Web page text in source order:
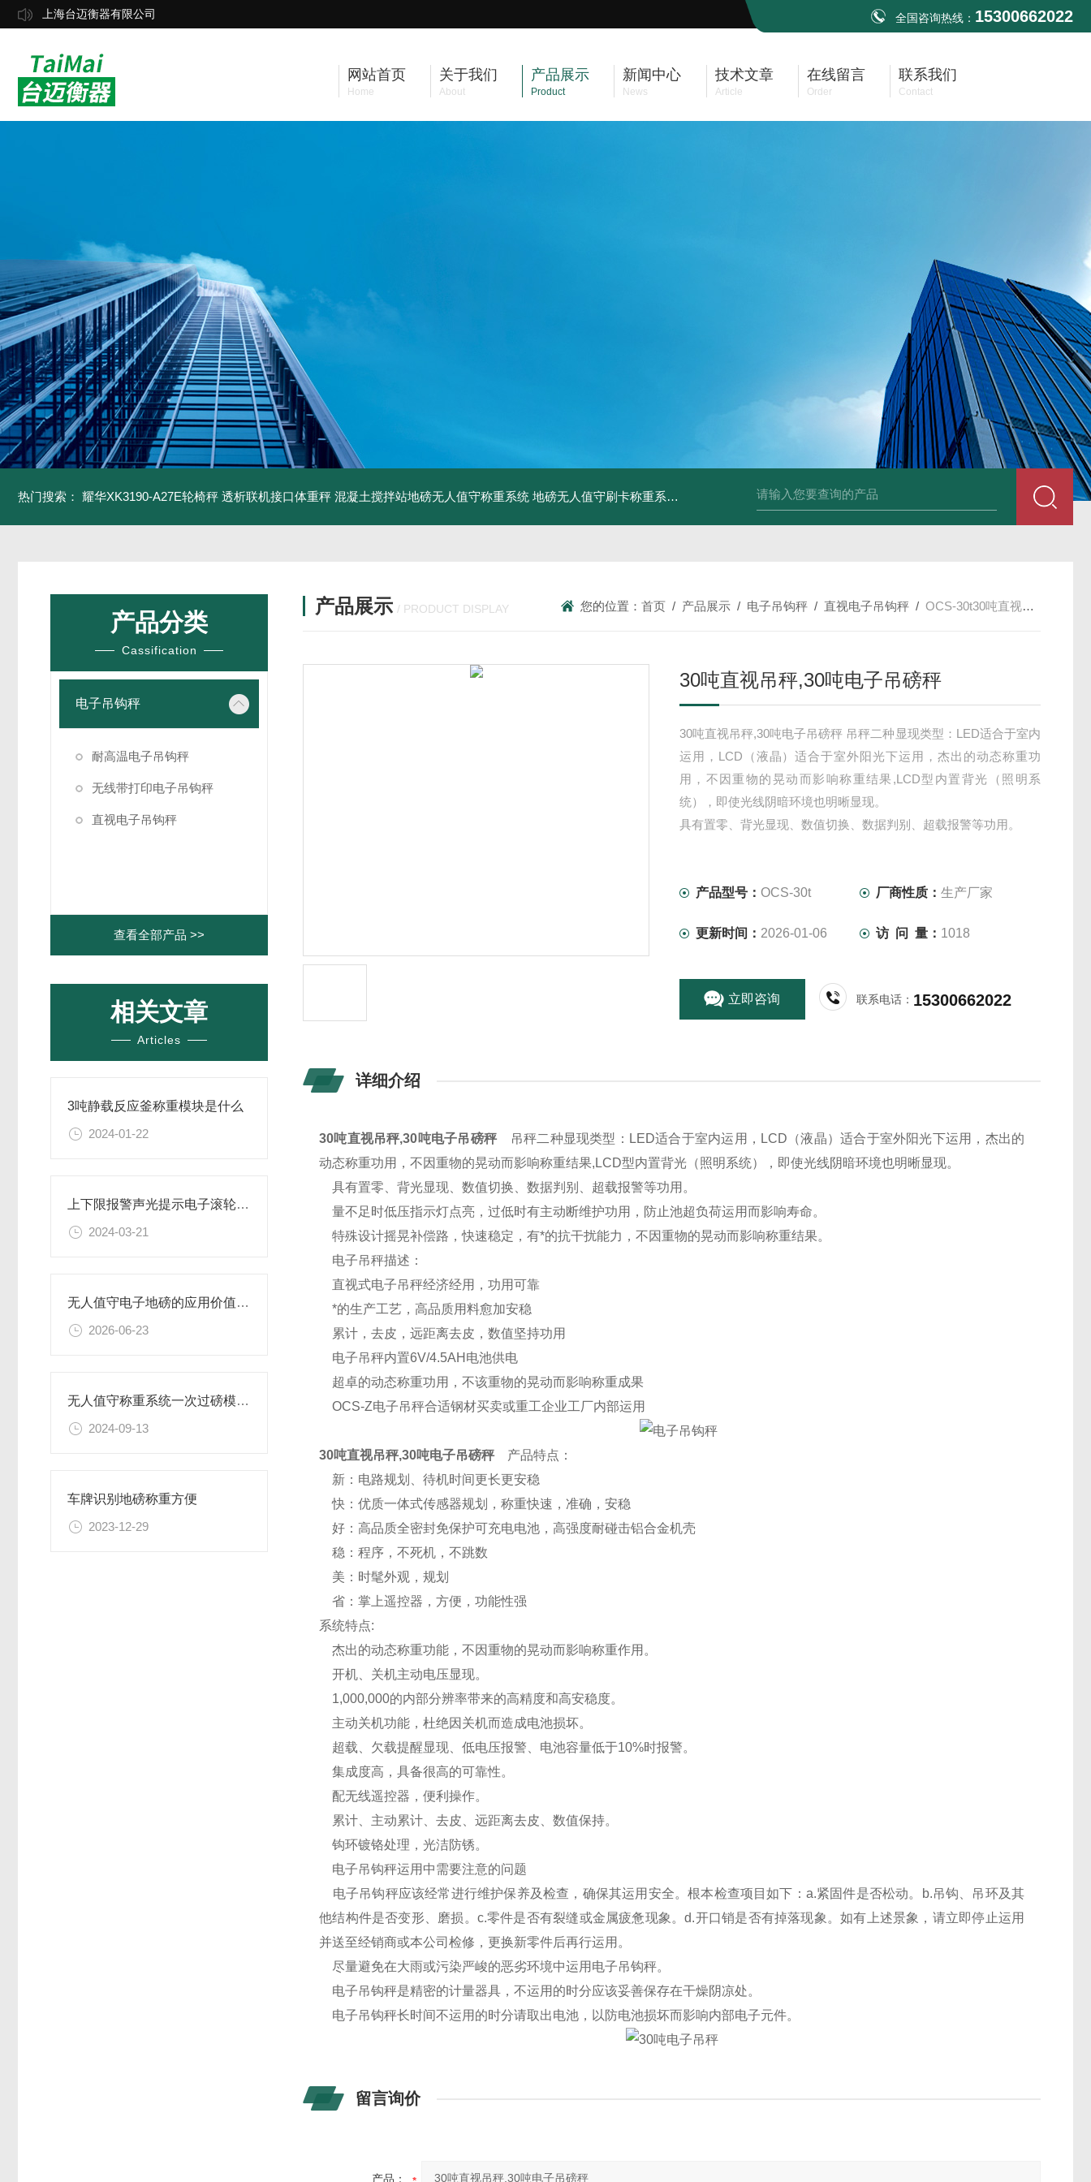
上海台迈衡器有限公司 全国咨询热线： 15300662022
网站首页
Home
关于我们
About
产品展示
Product
新闻中心
News
技术文章
Article
在线留言
Order
联系我们
Contact
热门搜索： 耀华XK3190-A27E轮椅秤 透析联机接口体重秤 混凝土搅拌站地磅无人值守称重系统 地磅无人值守刷卡称重系统 SCS食品厂不锈钢电子地磅 3吨可冲洗电子平台秤 带检重报警输送线75kg
产品分类
Cassification
电子吊钩秤
耐高温电子吊钩秤
无线带打印电子吊钩秤
直视电子吊钩秤
查看全部产品 >>
相关文章
Articles
3吨静载反应釜称重模块是什么
2024-01-22
上下限报警声光提示电子滚轮秤特点
2024-03-21
无人值守电子地磅的应用价值与场景适配性
2026-06-23
无人值守称重系统一次过磅模式的优势
2024-09-13
车牌识别地磅称重方便
2023-12-29
产品展示 / PRODUCT DISPLAY 您的位置：首页 / 产品展示 / 电子吊钩秤 /直视电子吊钩秤 /OCS-30t30吨直视吊秤,30吨电子吊磅秤
30吨直视吊秤,30吨电子吊磅秤
30吨直视吊秤,30吨电子吊磅秤 吊秤二种显现类型：LED适合于室内
运用，LCD（液晶）适合于室外阳光下运用，杰出的动态称重功
用，不因重物的晃动而影响称重结果,LCD型内置背光（照明系
统），即使光线阴暗环境也明晰显现。
具有置零、背光显现、数值切换、数据判别、超载报警等功用。
产品型号： OCS-30t 厂商性质：生产厂家
更新时间： 2026-01-06 访 问 量： 1018
立即咨询 联系电话： 15300662022
详细介绍
30吨直视吊秤,30吨电子吊磅秤吊秤二种显现类型：LED适合于室内运用，LCD（液晶）适合于室外阳光下运用，杰出的
动态称重功用，不因重物的晃动而影响称重结果,LCD型内置背光（照明系统），即使光线阴暗环境也明晰显现。
具有置零、背光显现、数值切换、数据判别、超载报警等功用。
量不足时低压指示灯点亮，过低时有主动断维护功用，防止池超负荷运用而影响寿命。
特殊设计摇晃补偿路，快速稳定，有*的抗干扰能力，不因重物的晃动而影响称重结果。
电子吊秤描述：
直视式电子吊秤经济经用，功用可靠
*的生产工艺，高品质用料愈加安稳
累计，去皮，远距离去皮，数值坚持功用
电子吊秤内置6V/4.5AH电池供电
超卓的动态称重功用，不该重物的晃动而影响称重成果
OCS-Z电子吊秤合适钢材买卖或重工企业工厂内部运用
30吨直视吊秤,30吨电子吊磅秤产品特点：
新：电路规划、待机时间更长更安稳
快：优质一体式传感器规划，称重快速，准确，安稳
好：高品质全密封免保护可充电电池，高强度耐碰击铝合金机壳
稳：程序，不死机，不跳数
美：时髦外观，规划
省：掌上遥控器，方便，功能性强
系统特点:
杰出的动态称重功能，不因重物的晃动而影响称重作用。
开机、关机主动电压显现。
1,000,000的内部分辨率带来的高精度和高安稳度。
主动关机功能，杜绝因关机而造成电池损坏。
超载、欠载提醒显现、低电压报警、电池容量低于10%时报警。
集成度高，具备很高的可靠性。
配无线遥控器，便利操作。
累计、主动累计、去皮、远距离去皮、数值保持。
钩环镀铬处理，光洁防锈。
电子吊钩秤运用中需要注意的问题
电子吊钩秤应该经常进行维护保养及检查，确保其运用安全。根本检查项目如下：a.紧固件是否松动。b.吊钩、吊环及其
他结构件是否变形、磨损。c.零件是否有裂缝或金属疲惫现象。d.开口销是否有掉落现象。如有上述景象，请立即停止运用
并送至经销商或本公司检修，更换新零件后再行运用。
尽量避免在大雨或污染严峻的恶劣环境中运用电子吊钩秤。
电子吊钩秤是精密的计量器具，不运用的时分应该妥善保存在干燥阴凉处。
电子吊钩秤长时间不运用的时分请取出电池，以防电池损坏而影响内部电子元件。
留言询价
产品：